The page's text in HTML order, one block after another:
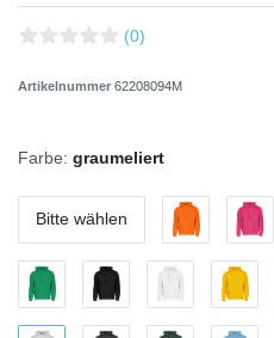
(0)
Artikelnummer 62208094M
Farbe: graumeliert
Bitte wählen